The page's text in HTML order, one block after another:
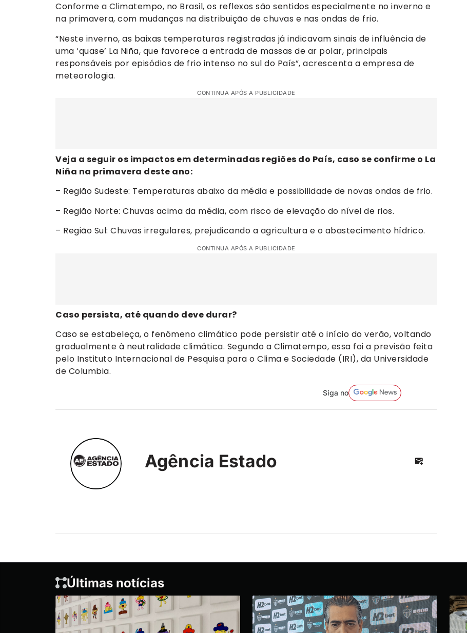
Conforme a Climatempo, no Brasil, os reflexos são sentidos especialmente no inverno e
na primavera, com mudanças na distribuição de chuvas e nas ondas de frio.
“Neste inverno, as baixas temperaturas registradas já indicavam sinais de influência de
uma ‘quase’ La Niña, que favorece a entrada de massas de ar polar, principais
responsáveis por episódios de frio intenso no sul do País”, acrescenta a empresa de
meteorologia.
CONTINUA APÓS A PUBLICIDADE
Veja a seguir os impactos em determinadas regiões do País, caso se confirme o La
Niña na primavera deste ano:
– Região Sudeste: Temperaturas abaixo da média e possibilidade de novas ondas de frio.
– Região Norte: Chuvas acima da média, com risco de elevação do nível de rios.
– Região Sul: Chuvas irregulares, prejudicando a agricultura e o abastecimento hídrico.
CONTINUA APÓS A PUBLICIDADE
Caso persista, até quando deve durar?
Caso se estabeleça, o fenômeno climático pode persistir até o início do verão, voltando
gradualmente à neutralidade climática. Segundo a Climatempo, essa foi a previsão feita
pelo Instituto Internacional de Pesquisa para o Clima e Sociedade (IRI), da Universidade
de Columbia.
Siga no
Agência Estado
Últimas notícias